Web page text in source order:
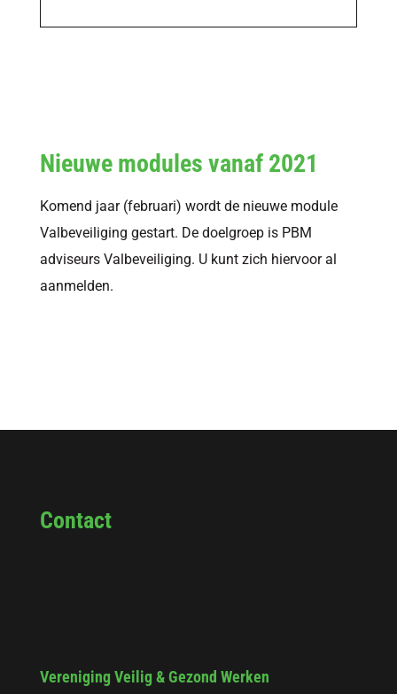
Nieuwe modules vanaf 2021
Komend jaar (februari) wordt de nieuwe module
Valbeveiliging gestart. De doelgroep is PBM
adviseurs Valbeveiliging. U kunt zich hiervoor al
aanmelden.
Contact
Vereniging Veilig & Gezond Werken